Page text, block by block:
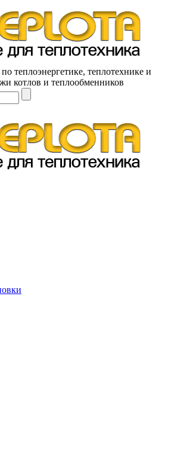
теплоэнергетике, теплотехнике и
котлов и теплообменников